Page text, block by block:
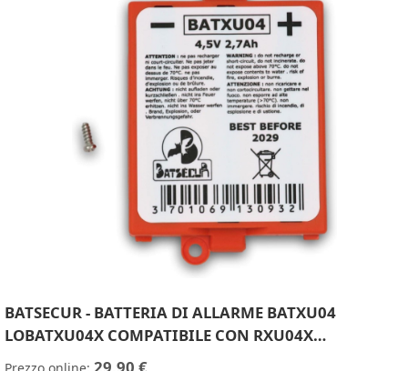
BATSECUR - BATTERIA DI ALLARME BATXU04
LOBATXU04X COMPATIBILE CON RXU04X…